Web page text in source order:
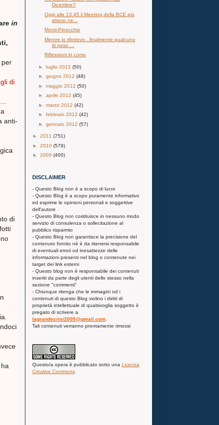
in
per
di
anti-
di
Dicembre?
Oggi alle 13.45 il Meeting della BCE più
atteso ne...
Monti-Pinocchio
Mentre io rifettevo...finalmente qualcuno
di peso ...
Riflessioni in corso
► luglio 2012 (50)
► giugno 2012 (48)
► maggio 2012 (50)
► aprile 2012 (45)
► marzo 2012 (42)
► febbraio 2012 (42)
► gennaio 2012 (57)
► 2011 (751)
► 2010 (579)
► 2009 (400)
DISCLAIMER
- Questo Blog non è a scopo di lucro
- Questo Blog è a scopo puramente informativo
ed esprime le opinioni personali e soggettive
dell'autore
- Questo Blog non costituisce in nessuno modo
servizio di consulenza o sollecitazione al
pubblico risparmio
- Questo Blog non garantisce la precisione del
contenuto fornito nè è da ritenersi responsabile
di eventuali errori od inesattezze delle
informazioni presenti nel blog o contenute nei
target dei link esterni
- Questo blog non è responsabile dei contenuti
inseriti da parte degli utenti dello stesso nella
sezione "commenti"
- Chiunque ritenga che le immagini od i
contenuti di questo Blog violino i diritti di
proprietà intellettuale di qualsivoglia soggetto è
pregato di scrivere a
lagrandecrisi2009@gmail.com
Tali contenuti verranno prontamente rimossi
Questo/a opera è pubblicato sotto una Licenza
Creative Commons